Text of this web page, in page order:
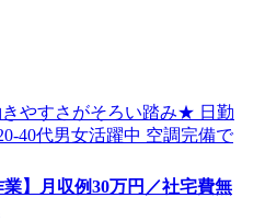
業】月収例30万円／社宅費無